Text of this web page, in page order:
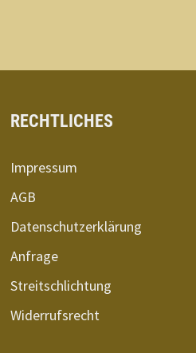
RECHTLICHES
Impressum
AGB
Datenschutzerklärung
Anfrage
Streitschlichtung
Widerrufsrecht